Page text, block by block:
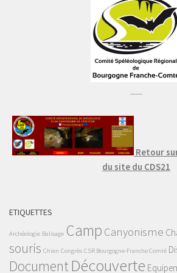
-----
Retour
du site du CDS21
ETIQUETTES
Archéologie Balisage Camp Canyonisme
souris Chien Congrès CSR Bourgogne-Franche Comté
DocumentDécouverte